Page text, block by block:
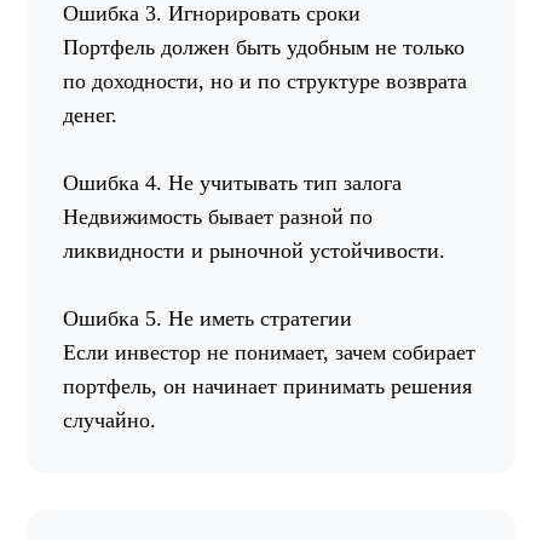
Ошибка 3. Игнорировать сроки
Портфель должен быть удобным не только
по доходности, но и по структуре возврата
денег.
Ошибка 4. Не учитывать тип залога
Недвижимость бывает разной по
ликвидности и рыночной устойчивости.
Ошибка 5. Не иметь стратегии
Если инвестор не понимает, зачем собирает
портфель, он начинает принимать решения
случайно.